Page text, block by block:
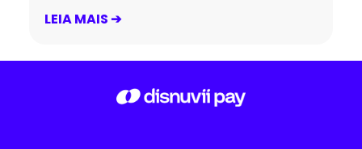
LEIA MAIS ➔